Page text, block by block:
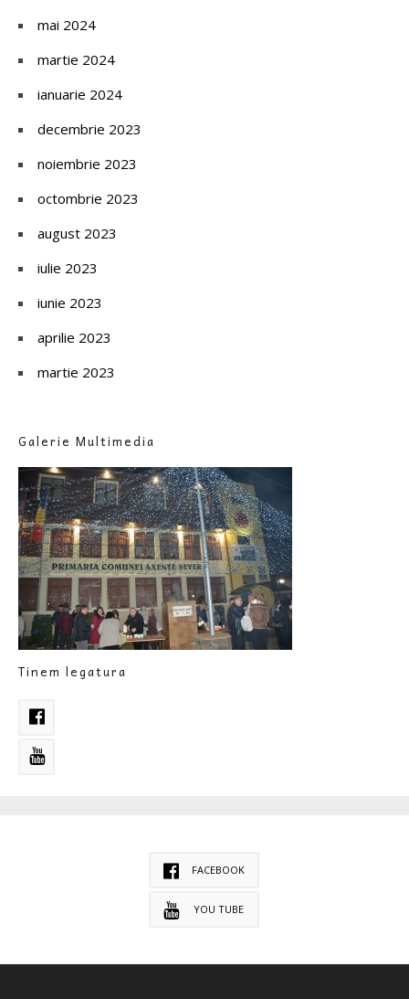
mai 2024
martie 2024
ianuarie 2024
decembrie 2023
noiembrie 2023
octombrie 2023
august 2023
iulie 2023
iunie 2023
aprilie 2023
martie 2023
Galerie Multimedia
Tinem legatura
FACEBOOK
YOU TUBE